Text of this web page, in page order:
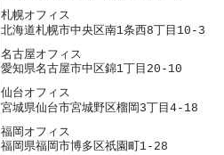
札幌オフィス
北海道札幌市中央区南1条西8丁目10-3
名古屋オフィス
愛知県名古屋市中区錦1丁目20-10
仙台オフィス
宮城県仙台市宮城野区榴岡3丁目4-18
福岡オフィス
福岡県福岡市博多区祇園町1-28